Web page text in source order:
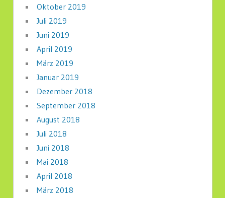
Oktober 2019
Juli 2019
Juni 2019
April 2019
März 2019
Januar 2019
Dezember 2018
September 2018
August 2018
Juli 2018
Juni 2018
Mai 2018
April 2018
März 2018